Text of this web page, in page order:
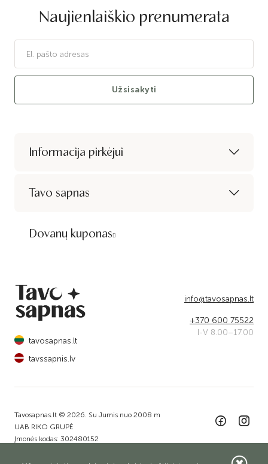
Naujienlaiškio prenumerata
Užsisakyti
Informacija pirkėjui
Tavo sapnas
Dovanų kuponas
info@tavosapnas.lt
+370 600 75522
I-V 8.00–17.00
tavosapnas.lt
tavssapnis.lv
Tavosapnas.lt © 2026. Su Jumis nuo 2008 m
UAB RIKO GRUPĖ
Įmonės kodas: 302480152